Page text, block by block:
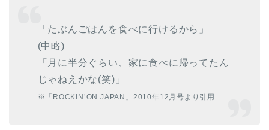
「たぶんごはんを食べに行けるから」
(中略)
「月に半分ぐらい、家に食べに帰ってたん
じゃねえかな(笑)」
※「ROCKIN’ON JAPAN」2010年12月号より引用